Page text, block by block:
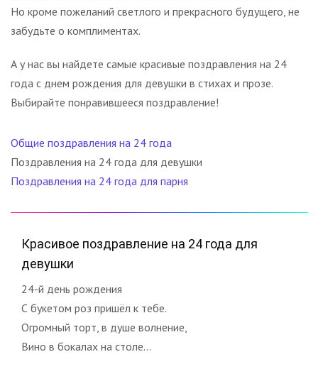
Но кроме пожеланий светлого и прекрасного будущего, не
забудьте о комплиментах.
А у нас вы найдете самые красивые поздравления на 24
года с днем рождения для девушки в стихах и прозе.
Выбирайте понравившееся поздравление!
Общие поздравления на 24 года
Поздравления на 24 года для девушки
Поздравления на 24 года для парня
Красивое поздравление на 24 года для
девушки
24-й день рождения
С букетом роз пришёл к тебе.
Огромный торт, в душе волнение,
Вино в бокалах на столе…